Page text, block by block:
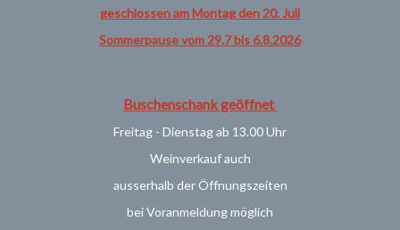
geschlossen am Montag den 20. Juli
Sommerpause vom 29.7 bis 6.8.2026
Buschenschank geöffnet
Freitag - Dienstag ab 13.00 Uhr
Weinverkaufauch
ausserhalb der Öffnungszeiten
bei Voranmeldung möglich